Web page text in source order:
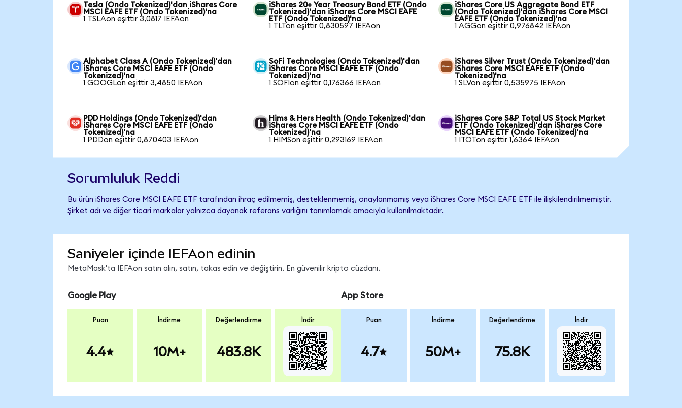
Tesla (Ondo Tokenized)'dan iShares Core
MSCI EAFE ETF (Ondo Tokenized)'na
1 TSLAon eşittir 3,0817 IEFAon
iShares 20+ Year Treasury Bond ETF (Ondo
Tokenized)'dan iShares Core MSCI EAFE
ETF (Ondo Tokenized)'na
1 TLTon eşittir 0,830597 IEFAon
iShares Core US Aggregate Bond ETF
(Ondo Tokenized)'dan iShares Core MSCI
EAFE ETF (Ondo Tokenized)'na
1 AGGon eşittir 0,976842 IEFAon
Alphabet Class A (Ondo Tokenized)'dan
iShares Core MSCI EAFE ETF (Ondo
Tokenized)'na
1 GOOGLon eşittir 3,4850 IEFAon
SoFi Technologies (Ondo Tokenized)'dan
iShares Core MSCI EAFE ETF (Ondo
Tokenized)'na
1 SOFIon eşittir 0,176366 IEFAon
iShares Silver Trust (Ondo Tokenized)'dan
iShares Core MSCI EAFE ETF (Ondo
Tokenized)'na
1 SLVon eşittir 0,535975 IEFAon
PDD Holdings (Ondo Tokenized)'dan
iShares Core MSCI EAFE ETF (Ondo
Tokenized)'na
1 PDDon eşittir 0,870403 IEFAon
Hims & Hers Health (Ondo Tokenized)'dan
iShares Core MSCI EAFE ETF (Ondo
Tokenized)'na
1 HIMSon eşittir 0,293169 IEFAon
iShares Core S&P Total US Stock Market
ETF (Ondo Tokenized)'dan iShares Core
MSCI EAFE ETF (Ondo Tokenized)'na
1 ITOTon eşittir 1,6364 IEFAon
Sorumluluk Reddi
Bu ürün iShares Core MSCI EAFE ETF tarafından ihraç edilmemiş, desteklenmemiş, onaylanmamış veya iShares Core MSCI EAFE ETF ile ilişkilendirilmemiştir.
Şirket adı ve diğer ticari markalar yalnızca dayanak referans varlığını tanımlamak amacıyla kullanılmaktadır.
Saniyeler içinde IEFAon edinin
MetaMask'ta IEFAon satın alın, satın, takas edin ve değiştirin. En güvenilir kripto cüzdanı.
Google Play
Puan
4.4
İndirme
10M+
Değerlendirme
483.8K
İndir
App Store
Puan
4.7
İndirme
50M+
Değerlendirme
75.8K
İndir